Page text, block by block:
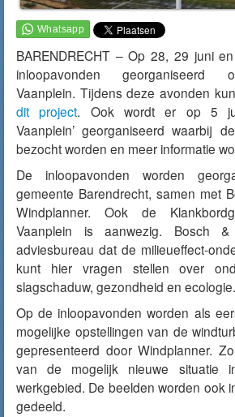
BARENDRECHT – Op 28, 29 juni
inloopavonden georganiseerd
Vaanplein. Tijdens deze avonden
dit project. Ook wordt er op 5
Vaanplein’ georganiseerd waarbij
bezocht worden en meer informatie
De inloopavonden worden
gemeente Barendrecht, samen met
Windplanner. Ook de
Vaanplein is aanwezig. Bosch
adviesbureau dat de milieueffect-
kunt hier vragen stellen over
slagschaduw, gezondheid en ecologie.
Op de inloopavonden worden als
mogelijke opstellingen van de
gepresenteerd door Windplanner.
van de mogelijk nieuwe situatie
werkgebied. De beelden worden ook
gedeeld.